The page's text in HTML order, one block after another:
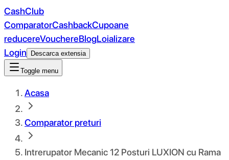
CashClub
ComparatorCashbackCupoane
reducereVouchereBlogLoializare
Login
Descarca extensia
Toggle menu
Acasa
Comparator preturi
Intrerupator Mecanic 12 Posturi LUXION cu Rama